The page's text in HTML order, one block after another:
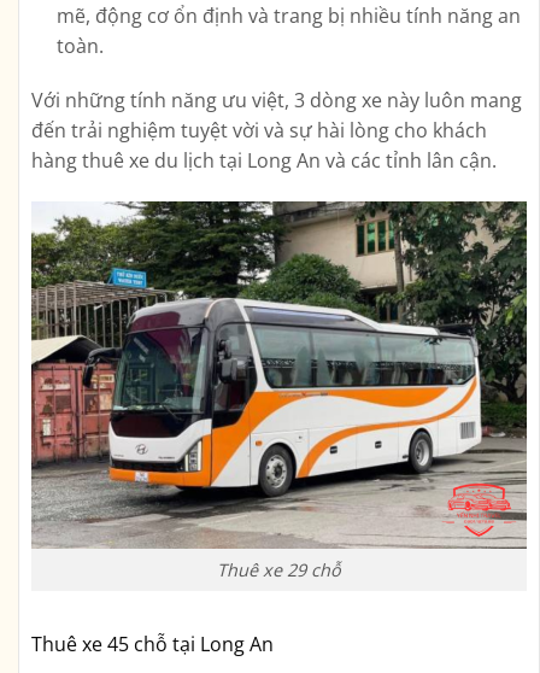
mẽ, động cơ ổn định và trang bị nhiều tính năng an
toàn.
Với những tính năng ưu việt, 3 dòng xe này luôn mang
đến trải nghiệm tuyệt vời và sự hài lòng cho khách
hàng thuê xe du lịch tại Long An và các tỉnh lân cận.
Thuê xe 29 chỗ
Thuê xe 45 chỗ tại Long An